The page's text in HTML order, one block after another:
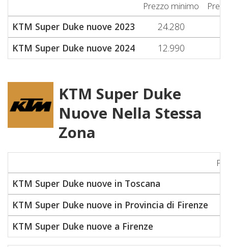
Prezzo minimo
KTM Super Duke nuove 2023 24.280
KTM Super Duke nuove 2024
12.990
KTM Super Duke
Nuove Nella Stessa
Zona
KTM Super Duke nuove in Toscana
KTM Super Duke nuove in Provincia di Firenze
KTM Super Duke nuove a Firenze